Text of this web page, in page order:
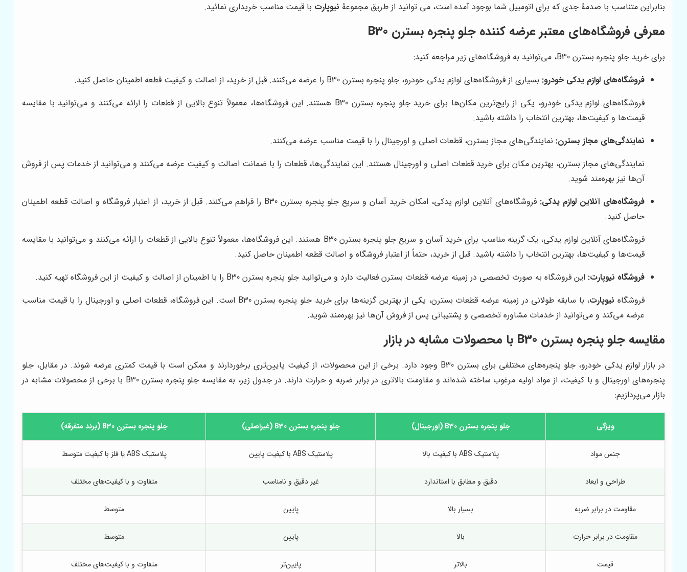
بنابراین متناسب با صدمۀ جدی که برای اتومبیل شما بوجود آمده است، می توانید از طریق مجموعۀ نیوپارت با قیمت مناسب خریداری نمائید.
معرفی فروشگاه‌های معتبر عرضه کننده جلو پنجره بسترن B30
برای خرید جلو پنجره بسترن B30، می‌توانید به فروشگاه‌های زیر مراجعه کنید:
فروشگاه‌های لوازم یدکی خودرو: بسیاری از فروشگاه‌های لوازم یدکی خودرو، جلو پنجره بسترن B30 را عرضه می‌کنند. قبل از خرید، از اصالت و کیفیت قطعه اطمینان حاصل کنید.
فروشگاه‌های لوازم یدکی خودرو، یکی از رایج‌ترین مکان‌ها برای خرید جلو پنجره بسترن B30 هستند. این فروشگاه‌ها، معمولاً تنوع بالایی از قطعات را ارائه می‌کنند و می‌توانید با مقایسه
قیمت‌ها و کیفیت‌ها، بهترین انتخاب را داشته باشید.
نمایندگی‌های مجاز بسترن: نمایندگی‌های مجاز بسترن، قطعات اصلی و اورجینال را با قیمت مناسب عرضه می‌کنند.
نمایندگی‌های مجاز بسترن، بهترین مکان برای خرید قطعات اصلی و اورجینال هستند. این نمایندگی‌ها، قطعات را با ضمانت اصالت و کیفیت عرضه می‌کنند و می‌توانید از خدمات پس از فروش
آن‌ها نیز بهره‌مند شوید.
فروشگاه‌های آنلاین لوازم یدکی:
فروشگاه‌های آنلاین لوازم یدکی، امکان خرید آسان و سریع جلو پنجره بسترن B30 را فراهم می‌کنند. قبل از خرید، از اعتبار فروشگاه و اصالت قطعه اطمینان
حاصل کنید.
فروشگاه‌های آنلاین لوازم یدکی، یک گزینه مناسب برای خرید آسان و سریع جلو پنجره بسترن B30 هستند. این فروشگاه‌ها، معمولاً تنوع بالایی از قطعات را ارائه می‌کنند و می‌توانید با مقایسه
قیمت‌ها و کیفیت‌ها، بهترین انتخاب را داشته باشید. قبل از خرید، حتماً از اعتبار فروشگاه و اصالت قطعه اطمینان حاصل کنید.
فروشگاه نیوپارت: این فروشگاه به صورت تخصصی در زمینه عرضه قطعات بسترن فعالیت دارد و می‌توانید جلو پنجره بسترن B30 را با اطمینان از اصالت و کیفیت از این فروشگاه تهیه کنید.
فروشگاه نیوپارت
، با سابقه طولانی در زمینه عرضه قطعات بسترن، یکی از بهترین گزینه‌ها برای خرید جلو پنجره بسترن B30 است. این فروشگاه، قطعات اصلی و اورجینال را با قیمت مناسب
عرضه می‌کند و می‌توانید از خدمات مشاوره تخصصی و پشتیبانی پس از فروش آن‌ها نیز بهره‌مند شوید.
مقایسه جلو پنجره بسترن B30 با محصولات مشابه در بازار
در بازار لوازم یدکی خودرو، جلو پنجره‌های مختلفی برای بسترن B30 وجود دارد. برخی از این محصولات، از کیفیت پایین‌تری برخوردارند و ممکن است با قیمت کمتری عرضه شوند. در مقابل، جلو
پنجره‌های اورجینال و با کیفیت، از مواد اولیه مرغوب ساخته شده‌اند و مقاومت بالاتری در برابر ضربه و حرارت دارند. در جدول زیر، به مقایسه جلو پنجره بسترن B30 با برخی از محصولات مشابه در
بازار می‌پردازیم:
ویژگی جلو پنجره بسترن B30 (اورجینال) جلو پنجره بسترن B30 (غیراصلی) جلو پنجره بسترن B30 (برند متفرقه)
جنس مواد پلاستیک ABS با کیفیت بالا پلاستیک ABS با کیفیت پایین پلاستیک ABS یا فلز با کیفیت متوسط
طراحی و ابعاد دقیق و مطابق با استاندارد غیر دقیق و نامناسب متفاوت و با کیفیت‌های مختلف
مقاومت در برابر ضربه بسیار بالا پایین متوسط
مقاومت در برابر حرارت بالا پایین متوسط
قیمت بالاتر پایین‌تر متفاوت و با کیفیت‌های مختلف